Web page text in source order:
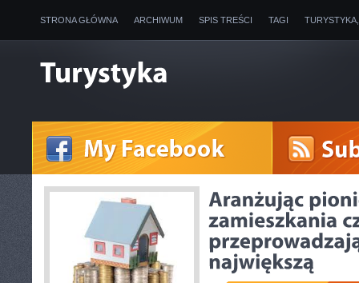
STRONA GŁÓWNA ARCHIWUM SPIS TREŚCI TAGI